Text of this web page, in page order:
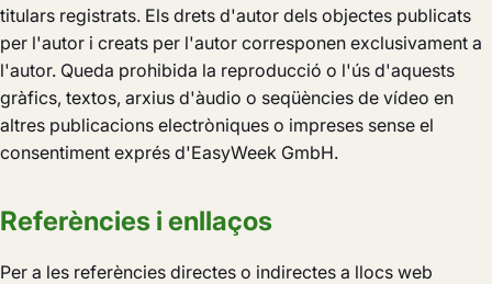
titulars registrats. Els drets d'autor dels objectes publicats
per l'autor i creats per l'autor corresponen exclusivament a
l'autor. Queda prohibida la reproducció o l'ús d'aquests
gràfics, textos, arxius d'àudio o seqüències de vídeo en
altres publicacions electròniques o impreses sense el
consentiment exprés d'EasyWeek GmbH.
Referències i enllaços
Per a les referències directes o indirectes a llocs web